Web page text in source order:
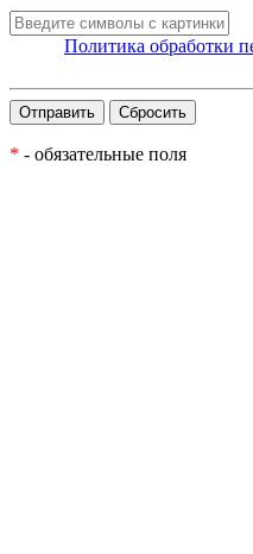
Политика обработки
* - обязательные поля